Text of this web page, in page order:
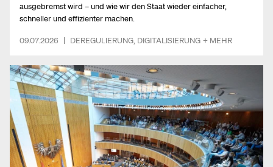
ausgebremst wird – und wie wir den Staat wieder einfacher,
schneller und effizienter machen.
09.07.2026 | DEREGULIERUNG DIGITALISIERUNG + MEHR